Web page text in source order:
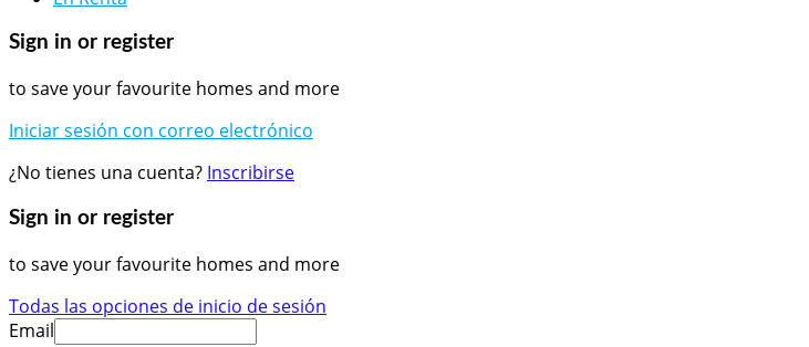
Sign in or register
to save your favourite homes and more
Iniciar sesión con correo electrónico
¿No tienes una cuenta? Inscribirse
Sign in or register
to save your favourite homes and more
Todas las opciones de inicio de sesión
Email